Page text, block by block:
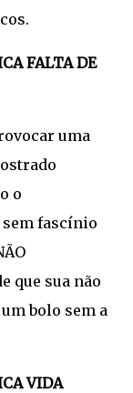
FALTA DE
uma
o
sem fascínio
que sua não
bolo sem a
VIDA